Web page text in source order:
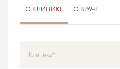
О КЛИНИКЕ О ВРАЧЕ
Клиника